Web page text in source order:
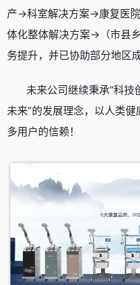
产→科室解决方案→康复医
体化整体解决方案→（市县
务提升，并已协助部分地区
未来公司继续秉承“科技
未来”的发展理念，以人类
多用户的信赖！